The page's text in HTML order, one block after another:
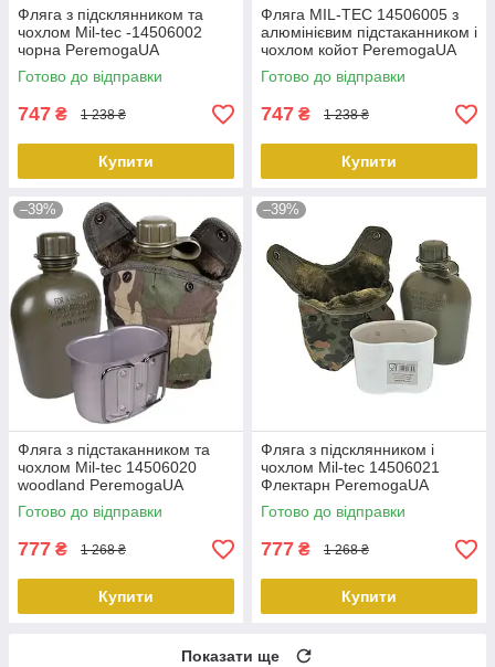
Фляга з підсклянником та
чохлом Mil-tec -14506002
чорна PeremogaUA
Готово до відправки
747 ₴ 1 238 ₴
Купити
Фляга MIL-TEC 14506005 з
алюмінієвим підстаканником і
чохлом койот PeremogaUA
Готово до відправки
747 ₴ 1 238 ₴
Купити
–39%
Фляга з підстаканником та
чохлом Mil-tec 14506020
woodland PeremogaUA
Готово до відправки
777 ₴ 1 268 ₴
Купити
–39%
Фляга з підсклянником і
чохлом Mil-tec 14506021
Флектарн PeremogaUA
Готово до відправки
777 ₴ 1 268 ₴
Купити
Показати ще